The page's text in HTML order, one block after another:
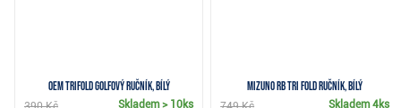
OEM Trifold golfový ručník, bílý
Skladem> 10ks
Mizuno RB Tri Fold ručník, bílý
Skladem4ks